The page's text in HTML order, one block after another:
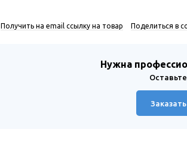
Получить на email ссылку на товар Поделиться в
Нужна